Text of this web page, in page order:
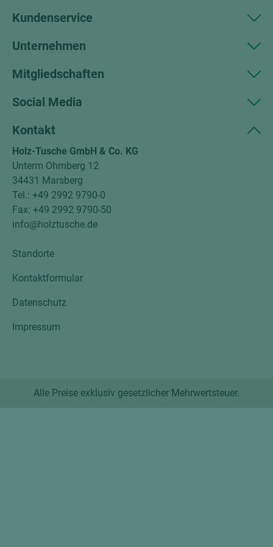
Kundenservice
Unternehmen
Mitgliedschaften
Social Media
Kontakt
Holz-Tusche GmbH & Co. KG
Unterm Ohmberg 12
34431 Marsberg
Tel.: +49 2992 9790-0
Fax: +49 2992 9790-50
info@holztusche.de
Standorte
Kontaktformular
Datenschutz
Impressum
Alle Preise exklusiv gesetzlicher Mehrwertsteuer.